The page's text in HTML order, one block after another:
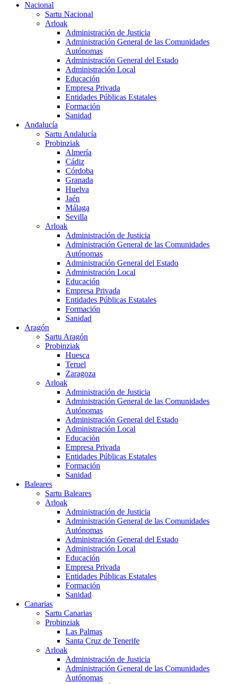
Nacional
Sartu Nacional
Arloak
Administración de Justicia
Administración General de las Comunidades
Autónomas
Administración General del Estado
Administración Local
Educación
Empresa Privada
Entidades Públicas Estatales
Formación
Sanidad
Andalucía
Sartu Andalucía
Probinziak
Almería
Cádiz
Córdoba
Granada
Huelva
Jaén
Málaga
Sevilla
Arloak
Administración de Justicia
Administración General de las Comunidades
Autónomas
Administración General del Estado
Administración Local
Educación
Empresa Privada
Entidades Públicas Estatales
Formación
Sanidad
Aragón
Sartu Aragón
Probinziak
Huesca
Teruel
Zaragoza
Arloak
Administración de Justicia
Administración General de las Comunidades
Autónomas
Administración General del Estado
Administración Local
Educación
Empresa Privada
Entidades Públicas Estatales
Formación
Sanidad
Baleares
Sartu Baleares
Arloak
Administración de Justicia
Administración General de las Comunidades
Autónomas
Administración General del Estado
Administración Local
Educación
Empresa Privada
Entidades Públicas Estatales
Formación
Sanidad
Canarias
Sartu Canarias
Probinziak
Las Palmas
Santa Cruz de Tenerife
Arloak
Administración de Justicia
Administración General de las Comunidades
Autónomas